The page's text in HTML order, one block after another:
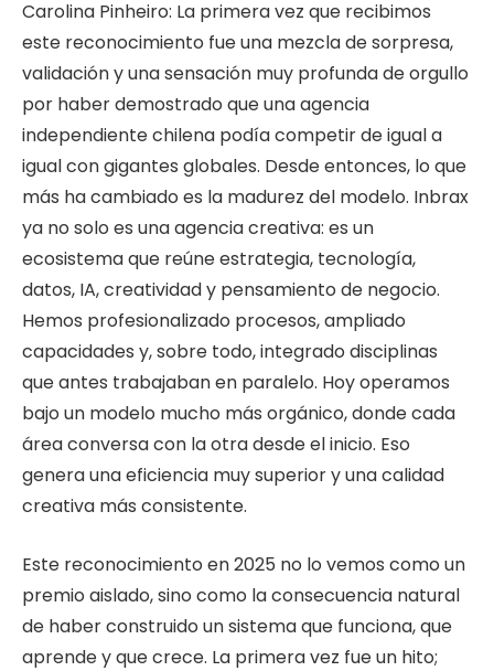
Carolina Pinheiro: La primera vez que recibimos
este reconocimiento fue una mezcla de sorpresa,
validación y una sensación muy profunda de orgullo
por haber demostrado que una agencia
independiente chilena podía competir de igual a
igual con gigantes globales. Desde entonces, lo que
más ha cambiado es la madurez del modelo. Inbrax
ya no solo es una agencia creativa: es un
ecosistema que reúne estrategia, tecnología,
datos, IA, creatividad y pensamiento de negocio.
Hemos profesionalizado procesos, ampliado
capacidades y, sobre todo, integrado disciplinas
que antes trabajaban en paralelo. Hoy operamos
bajo un modelo mucho más orgánico, donde cada
área conversa con la otra desde el inicio. Eso
genera una eficiencia muy superior y una calidad
creativa más consistente.
Este reconocimiento en 2025 no lo vemos como un
premio aislado, sino como la consecuencia natural
de haber construido un sistema que funciona, que
aprende y que crece. La primera vez fue un hito;